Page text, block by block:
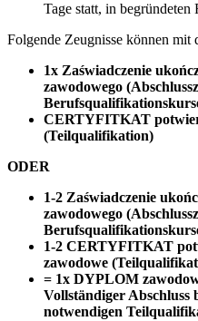
Tage statt, in
Folgende Zeugnisse können
1x Zaświadczenie
zawodowego
CERTYFITKAT
(Teilqualifikation)
ODER
1-2 Zaświadczenie
zawodowego
1-2 CERTYFITKAT
zawodowe
= 1x DYPLOM
Vollständiger Abschluss
notwendigen